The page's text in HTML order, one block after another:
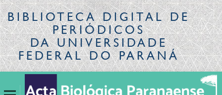
Legislação
Canais
BIBLIOTECA DIGITALDE
PERIÓDICOS
DA UNIVERSIDADE
FEDERAL DO PARANÁ